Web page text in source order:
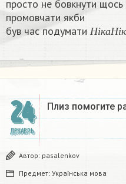
просто не бовкнути
промовчати якби
був час подумати
Н і ка Н і к
24
ДЕКАБРЬ
Плиз помогите
Автор: pasalenkov
Предмет: Українська мова